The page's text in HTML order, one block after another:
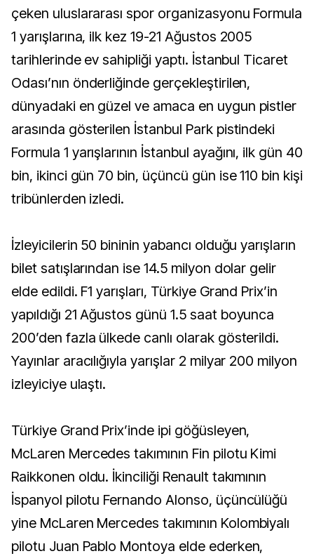
çeken uluslararası spor organizasyonu Formula
1 yarışlarına, ilk kez 19-21 Ağustos 2005
tarihlerinde ev sahipliği yaptı. İstanbul Ticaret
Odası’nın önderliğinde gerçekleştirilen,
dünyadaki en güzel ve amaca en uygun pistler
arasında gösterilen İstanbul Park pistindeki
Formula 1 yarışlarının İstanbul ayağını, ilk gün 40
bin, ikinci gün 70 bin, üçüncü gün ise 110 bin kişi
tribünlerden izledi.
İzleyicilerin 50 bininin yabancı olduğu yarışların
bilet satışlarından ise 14.5 milyon dolar gelir
elde edildi. F1 yarışları, Türkiye Grand Prix’in
yapıldığı 21 Ağustos günü 1.5 saat boyunca
200’den fazla ülkede canlı olarak gösterildi.
Yayınlar aracılığıyla yarışlar 2 milyar 200 milyon
izleyiciye ulaştı.
Türkiye Grand Prix’inde ipi göğüsleyen,
McLaren Mercedes takımının Fin pilotu Kimi
Raikkonen oldu. İkinciliği Renault takımının
İspanyol pilotu Fernando Alonso, üçüncülüğü
yine McLaren Mercedes takımının Kolombiyalı
pilotu Juan Pablo Montoya elde ederken,